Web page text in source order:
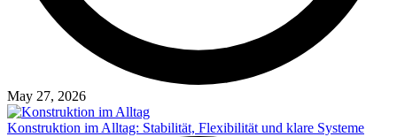
May 27, 2026
Konstruktion im Alltag: Stabilität, Flexibilität und klare Systeme